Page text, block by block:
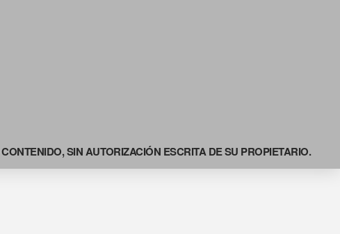
SIN AUTORIZACIÓN ESCRITA DE SU PROPIETARIO.